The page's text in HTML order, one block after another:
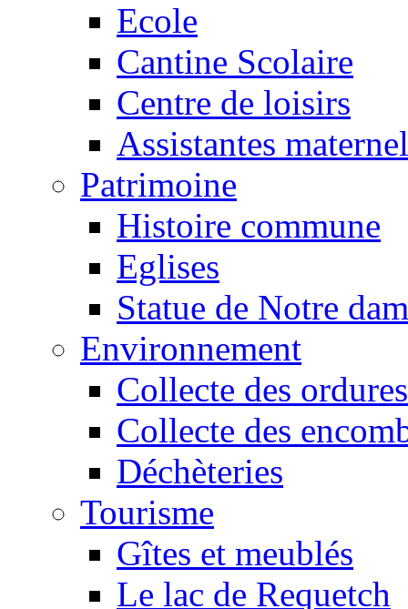
Ecole
Cantine Scolaire
Centre de loisirs
Assistantes
Patrimoine
Histoire commune
Eglises
Statue de Notre
Environnement
Collecte des ordures
Collecte des
Déchèteries
Tourisme
Gîtes et meublés
Le lac de Requetch